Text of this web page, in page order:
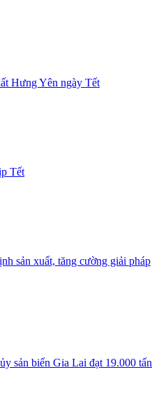
Hưng Yên ngày Tết
Tết
sản xuất, tăng cường giải pháp
sản biển Gia Lai đạt 19.000 tấn